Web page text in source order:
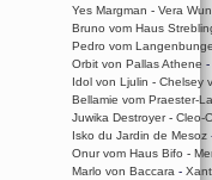
Yes Margman - Vera
Bruno vom Haus
Pedro vom
Orbit von Pallas Athene -
Idol von Ljulin - Chelsey
Bellamie vom Praester-
Juwika Destroyer- Cleo-
Isko du Jardin de Mesoz
Onur vom Haus Bifo -
Marlo von Baccara -